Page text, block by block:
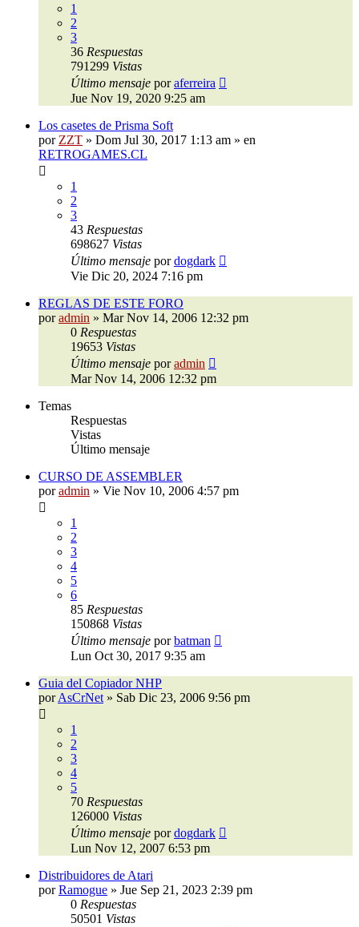
1
2
3
36 Respuestas
791299 Vistas
Último mensaje poraferreira
Jue Nov 19, 2020 9:25 am
Los casetes de Prisma Soft
por ZZT » Dom Jul 30, 2017 1:13 am » en
RETROGAMES.CL
1
2
3
43 Respuestas
698627 Vistas
Último mensaje pordogdark
Vie Dic 20, 2024 7:16 pm
REGLAS DE ESTE FORO
poradmin » Mar Nov 14, 2006 12:32 pm
0 Respuestas
19653 Vistas
Último mensaje poradmin
Mar Nov 14, 2006 12:32 pm
Temas
Respuestas
Vistas
Último mensaje
CURSO DE ASSEMBLER
poradmin » Vie Nov 10, 2006 4:57 pm
1
2
3
4
5
6
85 Respuestas
150868 Vistas
Último mensaje porbatman
Lun Oct 30, 2017 9:35 am
Guia del Copiador NHP
porAsCrNet » Sab Dic 23, 2006 9:56 pm
1
2
3
4
5
70 Respuestas
126000 Vistas
Último mensaje pordogdark
Lun Nov 12, 2007 6:53 pm
Distribuidores de Atari
porRamogue » Jue Sep 21, 2023 2:39 pm
0 Respuestas
50501 Vistas